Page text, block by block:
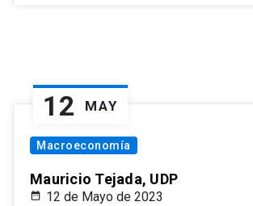
12 MAY
Macroeconomía
Mauricio Tejada, UDP
12 de Mayo de 2023